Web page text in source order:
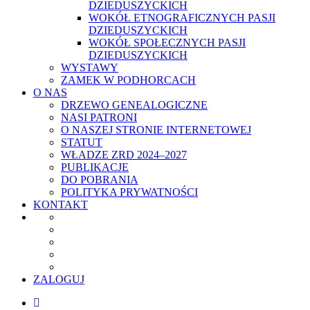
DZIEDUSZYCKICH
WOKÓŁ ETNOGRAFICZNYCH PASJI
DZIEDUSZYCKICH
WOKÓŁ SPOŁECZNYCH PASJI
DZIEDUSZYCKICH
WYSTAWY
ZAMEK W PODHORCACH
O NAS
DRZEWO GENEALOGICZNE
NASI PATRONI
O NASZEJ STRONIE INTERNETOWEJ
STATUT
WŁADZE ZRD 2024–2027
PUBLIKACJE
DO POBRANIA
POLITYKA PRYWATNOŚCI
KONTAKT
ZALOGUJ